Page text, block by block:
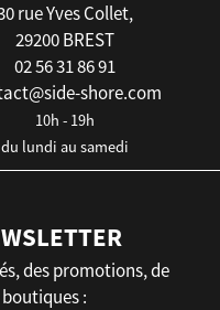
rue Yves Collet,
29200 BREST
02 56 31 86 91
shore.com
10h - 19h
du lundi au samedi
des promotions, de
: